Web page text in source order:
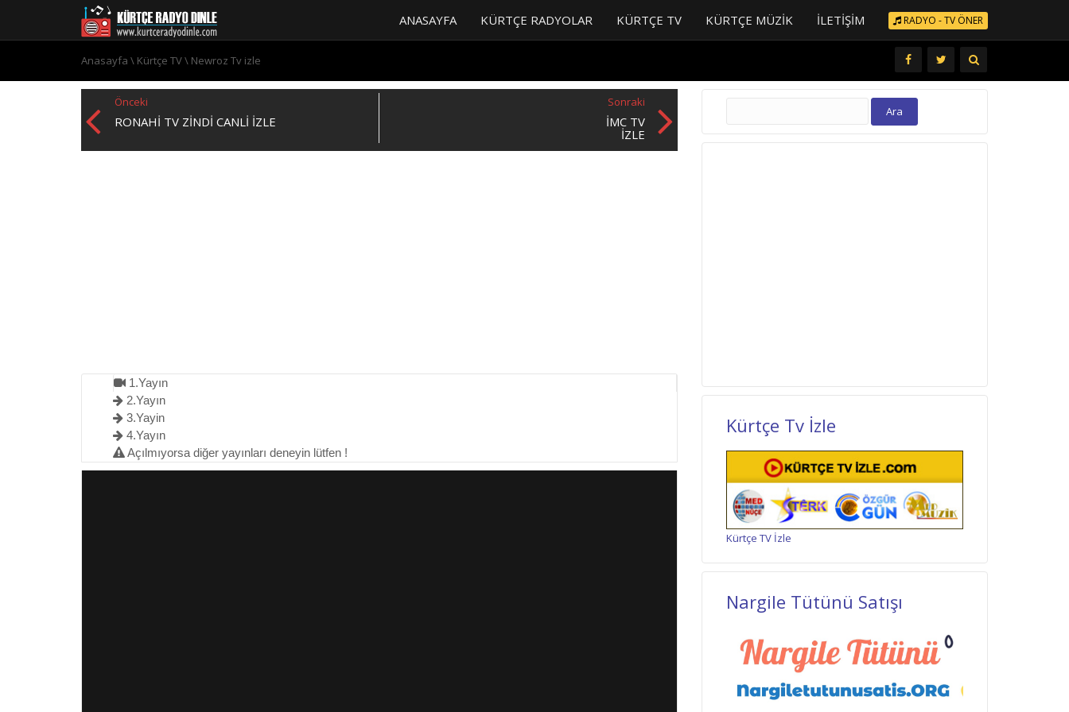
RADYO - TV ÖNER
ANASAYFA KÜRTÇE RADYOLAR KÜRTÇE TV KÜRTÇE MÜZIK İLETIŞIM
Anasayfa \ Kürtçe TV\ Newroz Tv izle
Önceki
RONAHI TV ZINDI CANLI İZLE
Sonraki
İMC TV
IZLE
1.Yayın
2.Yayın
3.Yayin
4.Yayın
Açılmıyorsa diğer yayınları deneyin lütfen !
Arama:
Kürtçe Tv İzle
Kürtçe TV İzle
Nargile Tütünü Satışı